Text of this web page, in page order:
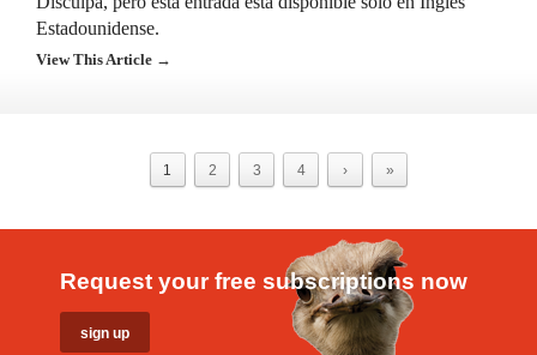
Estadounidense.
View This Article →
1 2 3 4 › »
Request your free subscriptions now